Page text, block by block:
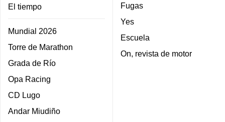
El tiempo
Mundial 2026
Torre de Marathon
Grada de Río
Opa Racing
CD Lugo
Andar Miudiño
Fugas
Yes
Escuela
On, revista de motor